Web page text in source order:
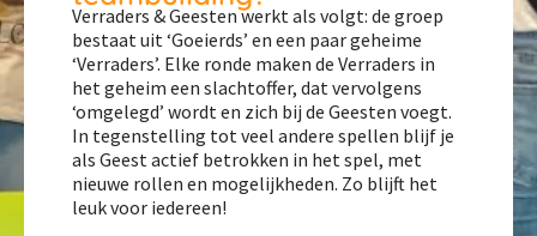
Verraders & Geesten werkt als volgt: de groep
bestaat uit ‘Goeierds’ en een paar geheime
‘Verraders’. Elke ronde maken de Verraders in
het geheim een slachtoffer, dat vervolgens
‘omgelegd’ wordt en zich bij de Geesten voegt.
In tegenstelling tot veel andere spellen blijf je
als Geest actief betrokken in het spel, met
nieuwe rollen en mogelijkheden. Zo blijft het
leuk voor iedereen!